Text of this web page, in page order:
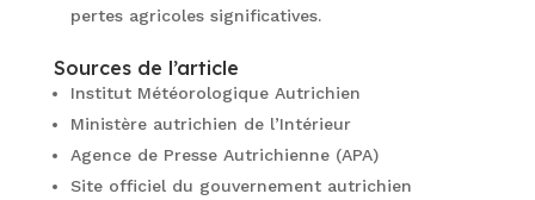
pertes agricoles significatives.
Sources de l’article
Institut Météorologique Autrichien
Ministère autrichien de l’Intérieur
Agence de Presse Autrichienne (APA)
Site officiel du gouvernement autrichien